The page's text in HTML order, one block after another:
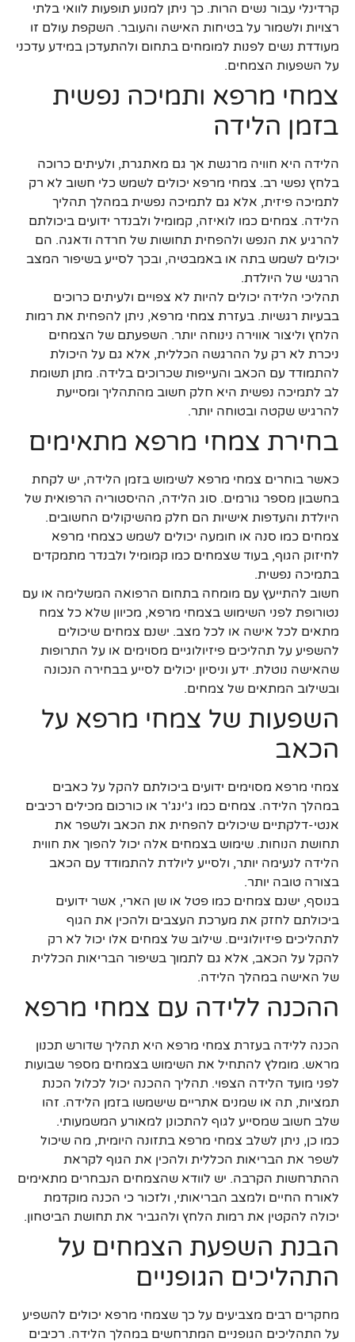
קרדינלי עבור נשים הרות. כך ניתן למנוע תופעות לוואי בלתי
רצויות ולשמור על בטיחות האישה והעובר. השקפת עולם זו
מעודדת נשים לפנות למומחים בתחום ולהתעדכן במידע עדכני
על השפעות הצמחים.
צמחי מרפא ותמיכה נפשית
בזמן הלידה
הלידה היא חוויה מרגשת אך גם מאתגרת, ולעיתים כרוכה
בלחץ נפשי רב. צמחי מרפא יכולים לשמש כלי חשוב לא רק
לתמיכה פיזית, אלא גם לתמיכה נפשית במהלך תהליך
הלידה. צמחים כמו לואיזה, קמומיל ולבנדר ידועים ביכולתם
להרגיע את הנפש ולהפחית תחושות של חרדה ודאגה. הם
יכולים לשמש בתה או באמבטיה, ובכך לסייע בשיפור המצב
הרגשי של היולדת.
תהליכי הלידה יכולים להיות לא צפויים ולעיתים כרוכים
בבעיות רגשיות. בעזרת צמחי מרפא, ניתן להפחית את רמות
הלחץ וליצור אווירה נינוחה יותר. השפעתם של הצמחים
ניכרת לא רק על ההרגשה הכללית, אלא גם על היכולת
להתמודד עם הכאב והעייפות שכרוכים בלידה. מתן תשומת
לב לתמיכה נפשית היא חלק חשוב מהתהליך ומסייעת
להרגיש שקטה ובטוחה יותר.
בחירת צמחי מרפא מתאימים
כאשר בוחרים צמחי מרפא לשימוש בזמן הלידה, יש לקחת
בחשבון מספר גורמים. סוג הלידה, ההיסטוריה הרפואית של
היולדת והעדפות אישיות הם חלק מהשיקולים החשובים.
צמחים כמו סנה או חומעה יכולים לשמש כצמחי מרפא
לחיזוק הגוף, בעוד שצמחים כמו קמומיל ולבנדר מתמקדים
בתמיכה נפשית.
חשוב להתייעץ עם מומחה בתחום הרפואה המשלימה או עם
נטורופת לפני השימוש בצמחי מרפא, מכיוון שלא כל צמח
מתאים לכל אישה או לכל מצב. ישנם צמחים שיכולים
להשפיע על תהליכים פיזיולוגיים מסוימים או על התרופות
שהאישה נוטלת. ידע וניסיון יכולים לסייע בבחירה הנכונה
ובשילוב המתאים של צמחים.
השפעות של צמחי מרפא על
הכאב
צמחי מרפא מסוימים ידועים ביכולתם להקל על כאבים
במהלך הלידה. צמחים כמו ג'ינג'ר או כורכום מכילים רכיבים
אנטי-דלקתיים שיכולים להפחית את הכאב ולשפר את
תחושת הנוחות. שימוש בצמחים אלה יכול להפוך את חווית
הלידה לנעימה יותר, ולסייע ליולדת להתמודד עם הכאב
בצורה טובה יותר.
בנוסף, ישנם צמחים כמו פטל או שן הארי, אשר ידועים
ביכולתם לחזק את מערכת העצבים ולהכין את הגוף
לתהליכים פיזיולוגיים. שילוב של צמחים אלו יכול לא רק
להקל על הכאב, אלא גם לתמוך בשיפור הבריאות הכללית
של האישה במהלך הלידה.
ההכנה ללידה עם צמחי מרפא
הכנה ללידה בעזרת צמחי מרפא היא תהליך שדורש תכנון
מראש. מומלץ להתחיל את השימוש בצמחים מספר שבועות
לפני מועד הלידה הצפוי. תהליך ההכנה יכול לכלול הכנת
תמציות, תה או שמנים אתריים שישמשו בזמן הלידה. זהו
שלב חשוב שמסייע לגוף להתכונן למאורע המשמעותי.
כמו כן, ניתן לשלב צמחי מרפא בתזונה היומית, מה שיכול
לשפר את הבריאות הכללית ולהכין את הגוף לקראת
ההתרחשות הקרבה. יש לוודא שהצמחים הנבחרים מתאימים
לאורח החיים ולמצב הבריאותי, ולזכור כי הכנה מוקדמת
יכולה להקטין את רמות הלחץ ולהגביר את תחושת הביטחון.
הבנת השפעת הצמחים על
התהליכים הגופניים
מחקרים רבים מצביעים על כך שצמחי מרפא יכולים להשפיע
על התהליכים הגופניים המתרחשים במהלך הלידה. רכיבים